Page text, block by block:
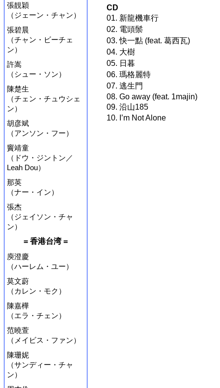
張靚穎
（ジェーン・チャン）
張碧晨
（チャン・ビーチェ
ン）
許嵩
（シュー・ソン）
陳楚生
（チェン・チュウシェ
ン）
胡彦斌
（アンソン・フー）
竇靖童
（ドウ・ジントン／
Leah Dou）
那英
（ナー・イン）
張杰
（ジェイソン・チャ
ン）
= 香港台湾 =
庾澄慶
（ハーレム・ユー）
莫文蔚
（カレン・モク）
陳嘉樺
（エラ・チェン）
范曉萱
（メイビス・ファン）
陳珊妮
（サンディー・チャ
ン）
CD
01. 新龍機車行
02. 電頭鬃
03. 快一點 (feat. 葛西瓦)
04. 大樹
05. 日暮
06. 瑪格麗特
07. 逃生門
08. Go away (feat. 1majin)
09. 沿山185
10. I’m Not Alone